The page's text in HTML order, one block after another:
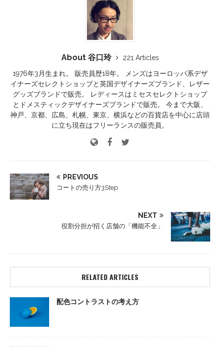
About 谷口玲
221 Articles
1976年3月生まれ。 販売員歴18年。 メンズはヨーロッパ系デザ
イナーズセレクトショップと英国デザイナーズブランド、レザー
グッズブランドで販売。 レディースはミセスセレクトショップ
とドメスティックデザイナーズブランドで販売。 今まで大阪、
神戸、京都、広島、札幌、東京、横浜などの百貨店を中心に店頭
に立ち現在はフリーランスの販売員。
PREVIOUS
コートの売り方3Step
NEXT
役割分担が招く店舗の「機能不全」
RELATED ARTICLES
配色コントラストの考え方